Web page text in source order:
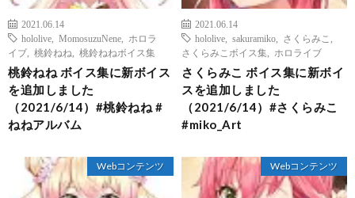
2021.06.14
hololive
MomosuzuNene
ホロラ
イブ
桃鈴ねね 桃鈴ねねボイス集
桃鈴ねね ボイス集に新ボイス
を追加しました
（2021/6/14）#桃鈴ねね #
ねねアルバム
2021.06.14
hololive
sakuramiko さくらみこ
さくらみこボイス集
ホロライブ
さくらみこ ボイス集に新ボイ
スを追加しました
（2021/6/14）#さくらみこ
#miko_Art
Webコンテンツ Webコンテンツ